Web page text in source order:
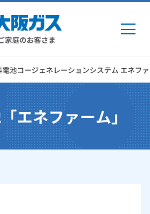
家庭のお客さま
電池コージェネレーションシステム エネフ
エネファーム」